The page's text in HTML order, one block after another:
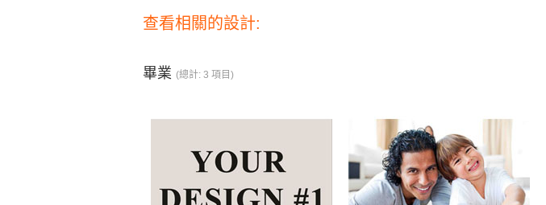
查看相關的設計:
畢業 (總計: 3 項目)